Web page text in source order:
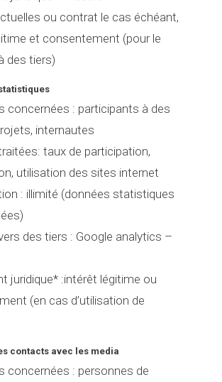
ou contrat le cas échéant,
et consentement (pour le
des tiers)
concernées : participants à des
internautes
: taux de participation,
utilisation des sites internet
: illimité (données statistiques
des tiers : Google analytics –
juridique* :intérêt légitime ou
(en cas d’utilisation de
contacts avec les media
concernées : personnes de